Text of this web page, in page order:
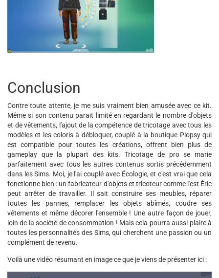
Conclusion
Contre toute attente, je me suis vraiment bien amusée avec ce kit.
Même si son contenu parait limité en regardant le nombre d'objets
et de vêtements, l'ajout de la compétence de tricotage avec tous les
modèles et les coloris à débloquer, couplé à la boutique Plopsy qui
est compatible pour toutes les créations, offrent bien plus de
gameplay que la plupart des kits. Tricotage de pro se marie
parfaitement avec tous les autres contenus sortis précédemment
dans les Sims. Moi, je l'ai couplé avec Écologie, et c'est vrai que cela
fonctionne bien : un fabricateur d'objets et tricoteur comme l'est Éric
peut arrêter de travailler. Il sait construire ses meubles, réparer
toutes les pannes, remplacer les objets abîmés, coudre ses
vêtements et même décorer l'ensemble ! Une autre façon de jouer,
loin de la société de consommation ! Mais cela pourra aussi plaire à
toutes les personnalités des Sims, qui cherchent une passion ou un
complément de revenu.
Voilà une vidéo résumant en image ce que je viens de présenter ici :